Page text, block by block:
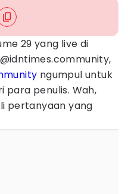
29 yang live di
ngumpul untuk
para penulis. Wah,
pertanyaan yang